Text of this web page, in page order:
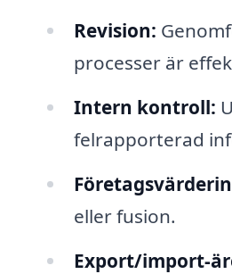
Revision:
processer är
Intern kontroll:
felrapporterad
eller fusion.
Export/import-